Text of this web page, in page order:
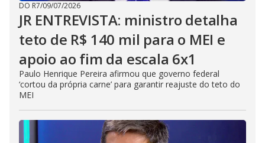
DO R7/09/07/2026
JR ENTREVISTA: ministro detalha
teto de R$ 140 mil para o MEI e
apoio ao fim da escala 6x1
Paulo Henrique Pereira afirmou que governo federal
‘cortou da própria carne’ para garantir reajuste do teto do
MEI